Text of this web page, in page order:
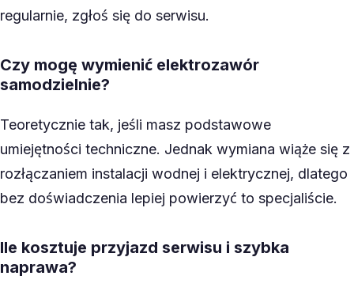
regularnie, zgłoś się do serwisu.
Czy mogę wymienić elektrozawór
samodzielnie?
Teoretycznie tak, jeśli masz podstawowe
umiejętności techniczne. Jednak wymiana wiąże się z
rozłączaniem instalacji wodnej i elektrycznej, dlatego
bez doświadczenia lepiej powierzyć to specjaliście.
Ile kosztuje przyjazd serwisu i szybka
naprawa?